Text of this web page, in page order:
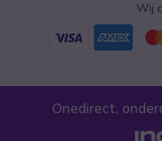
Wij
Onedirect,